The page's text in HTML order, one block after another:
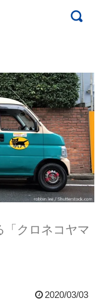
クロネコヤマ
2020/03/03